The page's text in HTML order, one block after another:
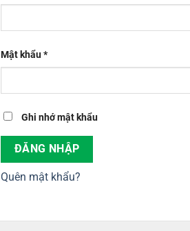
buộc
Mật khẩu*Bắt
buộc
Ghi nhớ mật khẩu
ĐĂNG NHẬP
Quên mật khẩu?